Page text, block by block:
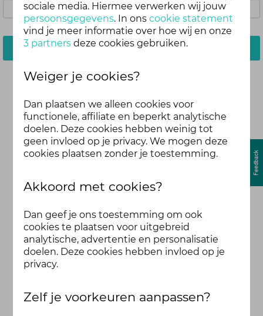
Stuur mij een e-mail
sociale media. Hiermee verwerken wij jouw
persoonsgegevens. In onscookie statement
vind je meer informatie over hoe wij en onze
3 partners deze cookies gebruiken.
Weiger je cookies?
Dan plaatsen we alleen cookies voor
functionele, affiliate en beperkt analytische
doelen. Deze cookies hebben weinig tot
geen invloed op je privacy. We mogen deze
cookies plaatsen zonder je toestemming.
Akkoord met cookies?
Dan geef je ons toestemming om ook
cookies te plaatsen voor uitgebreid
analytische, advertentie en personalisatie
doelen. Deze cookies hebben invloed op je
privacy.
Zelf je voorkeuren aanpassen?